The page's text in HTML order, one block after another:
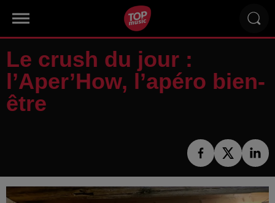
Le crush du jour :
l’Aper’How, l’apéro bien-
être